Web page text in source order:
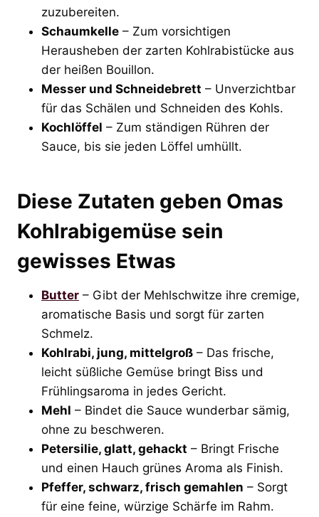
zuzubereiten.
Schaumkelle – Zum vorsichtigen
Herausheben der zarten Kohlrabistücke aus
der heißen Bouillon.
Messer und Schneidebrett – Unverzichtbar
für das Schälen und Schneiden des Kohls.
Kochlöffel – Zum ständigen Rühren der
Sauce, bis sie jeden Löffel umhüllt.
Diese Zutaten geben Omas
Kohlrabigemüse sein
gewisses Etwas
Butter – Gibt der Mehlschwitze ihre cremige,
aromatische Basis und sorgt für zarten
Schmelz.
Kohlrabi, jung, mittelgroß – Das frische,
leicht süßliche Gemüse bringt Biss und
Frühlingsaroma in jedes Gericht.
Mehl – Bindet die Sauce wunderbar sämig,
ohne zu beschweren.
Petersilie, glatt, gehackt – Bringt Frische
und einen Hauch grünes Aroma als Finish.
Pfeffer, schwarz, frisch gemahlen – Sorgt
für eine feine, würzige Schärfe im Rahm.